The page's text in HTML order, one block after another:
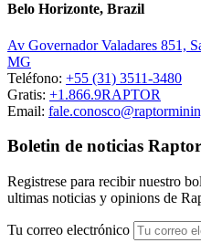
Belo Horizonte, Brazil
Av Governador Valadares 851,
MG
Teléfono: +55 (31) 3511-3480
Gratis: +1.866.9RAPTOR
Email:
Boletin de noticias Raptor
Registrese para recibir nuestro
ultimas noticias y opinions de
Tu correo electrónico